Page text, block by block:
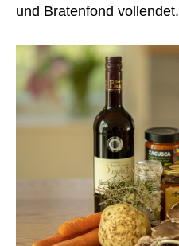
und Bratenfond vollendet.